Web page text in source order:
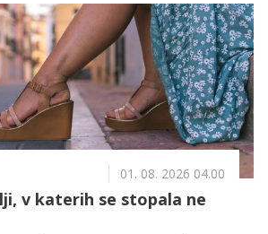
01. 08. 2026 04.00
v katerih se stopala ne